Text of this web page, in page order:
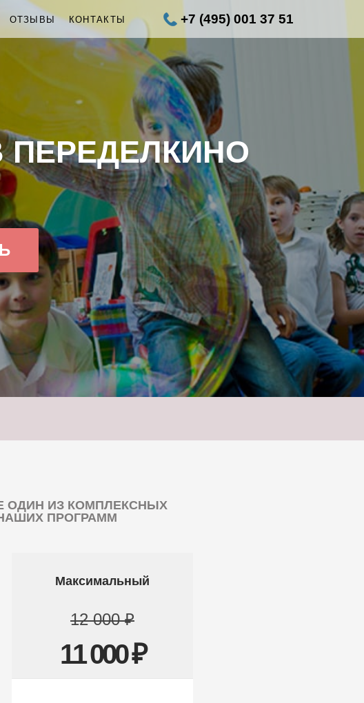
ОТЗЫВЫ КОНТАКТЫ +7 (495) 001 37 51
ОДИН ИЗ КОМПЛЕКСНЫХ
ПРОГРАММ
Максимальный
12 000 ₽
11 000 ₽